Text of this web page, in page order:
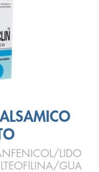
LIDO
GUA